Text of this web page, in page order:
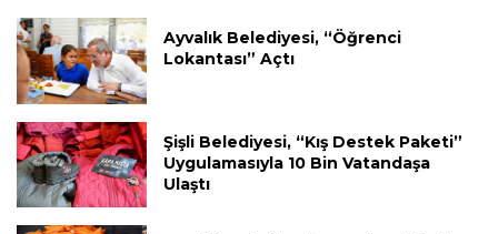
Ayvalık Belediyesi, “Öğrenci
Lokantası” Açtı
Şişli Belediyesi, “Kış Destek Paketi”
Uygulamasıyla 10 Bin Vatandaşa
Ulaştı